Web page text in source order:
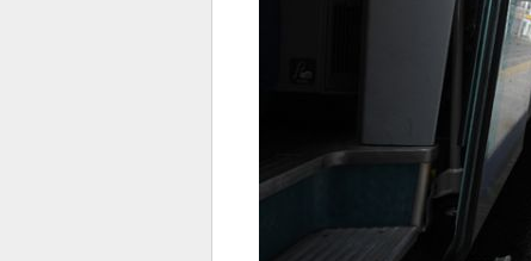
밴드 네이